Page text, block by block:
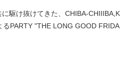
駆け抜けてきた、CHIBA-CHIIIBA,K
PARTY "THE LONG GOOD FRIDA